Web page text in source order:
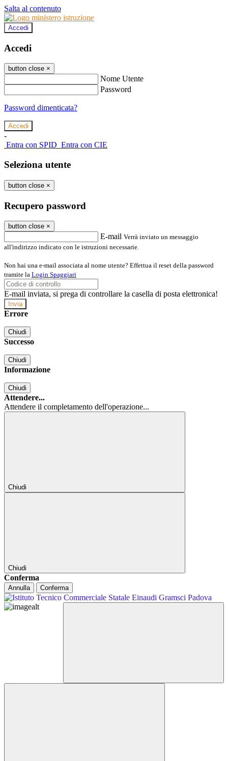
Salta al contenuto
Accedi
Accedi
button close ×
Nome Utente
Password
Password dimenticata?
-
Entra con SPID Entra con CIE
Seleziona utente
button close ×
Recupero password
button close ×
E-mail Verrà inviato un messaggio
all'indirizzo indicato con le istruzioni necessarie.
Non hai una e-mail associata al nome utente? Effettua il reset della password
tramite la Login Spaggiari
E-mail inviata, si prega di controllare la casella di posta elettronica!
Errore
Chiudi
Successo
Chiudi
Informazione
Chiudi
Attendere...
Attendere il completamento dell'operazione...
Chiudi
Chiudi
Conferma
Annulla Conferma